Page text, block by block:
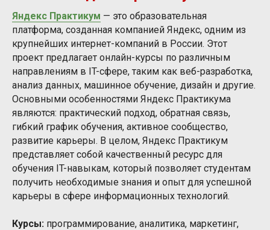
Яндекс Практикум — это образовательная
платформа, созданная компанией Яндекс, одним из
крупнейших интернет-компаний в России. Этот
проект предлагает онлайн-курсы по различным
направлениям в IT-сфере, таким как веб-разработка,
анализ данных, машинное обучение, дизайн и другие.
Основными особенностями Яндекс Практикума
являются: практический подход, обратная связь,
гибкий график обучения, активное сообщество,
развитие карьеры. В целом, Яндекс Практикум
представляет собой качественный ресурс для
обучения IT-навыкам, который позволяет студентам
получить необходимые знания и опыт для успешной
карьеры в сфере информационных технологий.
Курсы: программирование, аналитика, маркетинг,